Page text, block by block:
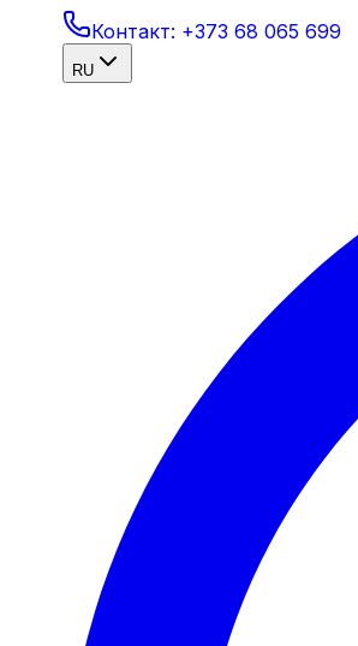
Контакт: +373 68 065 699
RU